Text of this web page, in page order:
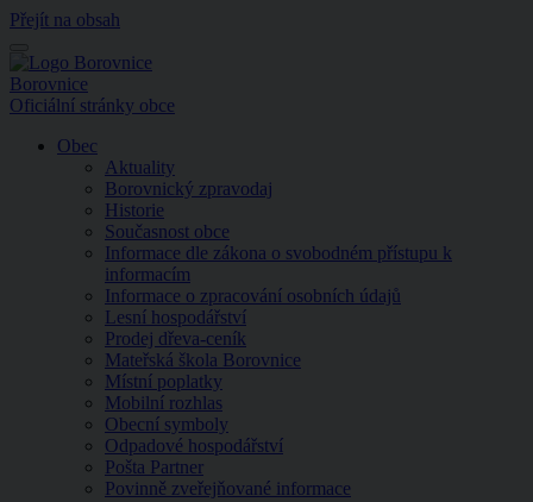
Přejít na obsah
Menu
Borovnice
Oficiální stránky obce
Obec
Aktuality
Borovnický zpravodaj
Historie
Současnost obce
Informace dle zákona o svobodném přístupu k
informacím
Informace o zpracování osobních údajů
Lesní hospodářství
Prodej dřeva-ceník
Mateřská škola Borovnice
Místní poplatky
Mobilní rozhlas
Obecní symboly
Odpadové hospodářství
Pošta Partner
Povinně zveřejňované informace